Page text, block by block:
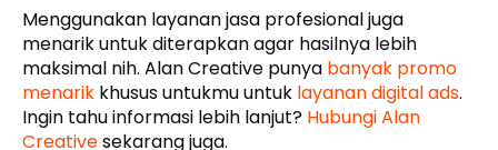
Menggunakan layanan jasa profesional juga
menarik untuk diterapkan agar hasilnya lebih
maksimal nih. Alan Creative punya banyak promo
menarik khusus untukmu untuk layanan digital ads.
Ingin tahu informasi lebih lanjut? Hubungi Alan
Creativesekarang juga.